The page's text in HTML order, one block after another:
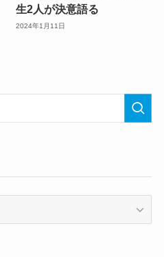
生2人が決意語る
2024年1月11日